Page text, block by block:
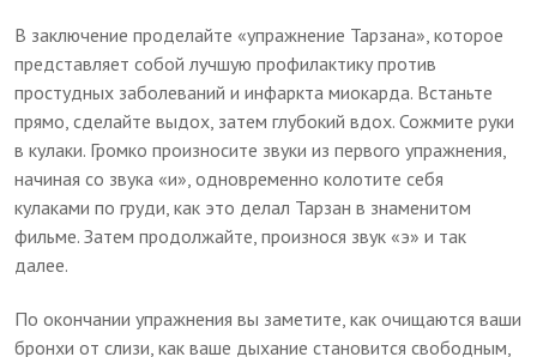
В заключение проделайте «упражнение Тарзана», которое
представляет собой лучшую профилактику против
простудных заболеваний и инфаркта миокарда. Встаньте
прямо, сделайте выдох, затем глубокий вдох. Сожмите руки
в кулаки. Громко произносите звуки из первого упражнения,
начиная со звука «и», одновременно колотите себя
кулаками по груди, как это делал Тарзан в знаменитом
фильме. Затем продолжайте, произнося звук «э» и так
далее.
По окончании упражнения вы заметите, как очищаются ваши
бронхи от слизи, как ваше дыхание становится свободным,